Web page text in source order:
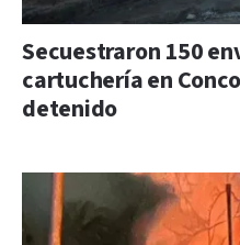
Secuestraron 150
cartuchería en
detenido